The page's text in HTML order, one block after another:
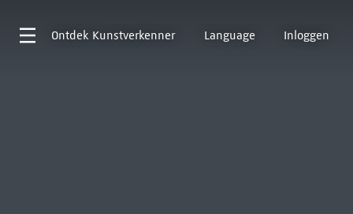
Ontdek Kunstverkenner Language Inloggen